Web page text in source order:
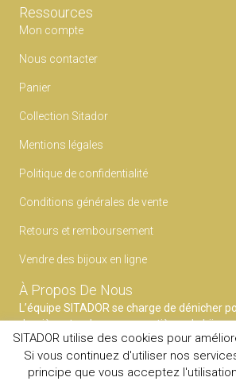
Ressources
Mon compte
Nous contacter
Panier
Collection Sitador
Mentions légales
Politique de confidentialité
Conditions générales de vente
Retours et remboursement
Vendre des bijoux en ligne
À Propos De Nous
L’équipe SITADOR se charge de dénicher
dernières tendances en matières de bijoux.
faux pas et faites confiance à notre
avant votre style.
SITADOR utilise des cookies pour
Si vous continuez d'utiliser nos
principe que vous acceptez